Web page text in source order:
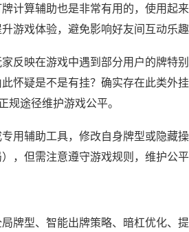
计算辅助也是非常有用的，使用起
游戏体验，避免影响好友间互动乐趣
反映在游戏中遇到部分用户的牌特别
怀疑是不是有挂？确实存在此类外
规途径维护游戏公平。
用辅助工具，修改自身牌型或隐藏
，但需注意遵守游戏规则，维护公平
牌型、智能出牌策略、暗杠优化、